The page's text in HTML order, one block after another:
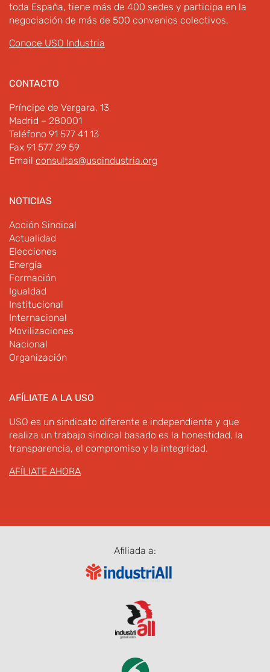
toda España, tiene más de 400 sedes y participa en la
negociación de más de 500 convenios colectivos.
Conoce USO Industria
CONTACTO
Príncipe de Vergara, 13
Madrid – 280001
Teléfono 91 577 41 13
Fax 91 577 29 59
Email consultas@usoindustria.org
NOTICIAS
Acción Sindical
Actualidad
Elecciones
Energía
Formación
Igualdad
Institucional
Internacional
Movilizaciones
Nacional
Organización
AFÍLIATE A LA USO
USO es un sindicato diferente e independiente y que
realiza un trabajo sindical basado es la honestidad, la
transparencia, el compromiso y la integridad.
AFÍLIATE AHORA
Afiliada a: